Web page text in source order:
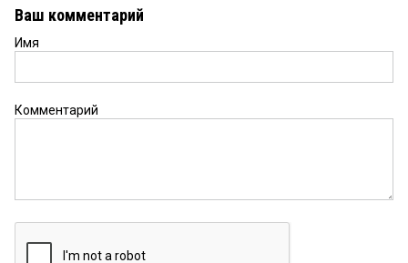
Ваш комментарий
Имя
Комментарий